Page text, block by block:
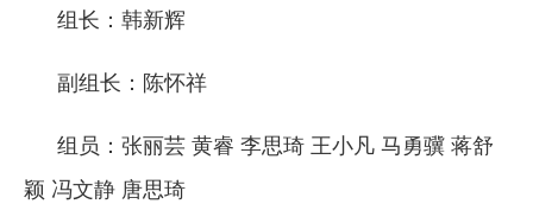
组长：韩新辉
副组长：陈怀祥
组员：张丽芸 黄睿 李思琦 王小凡 马勇骥 蒋舒
颖 冯文静 唐思琦